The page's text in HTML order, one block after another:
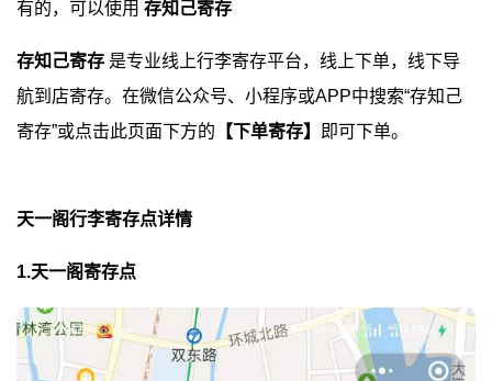
有的，可以使用 存知己寄存
存知己寄存 是专业线上行李寄存平台，线上下单，线下导
航到店寄存。在微信公众号、小程序或APP中搜索“存知己
寄存”或点击此页面下方的 【下单寄存】 即可下单。
天一阁行李寄存点详情
1.天一阁寄存点